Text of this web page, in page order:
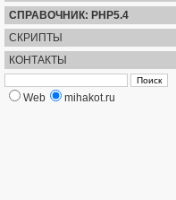
СПРАВОЧНИК: PHP5.4
СКРИПТЫ
КОНТАКТЫ
Web mihakot.ru